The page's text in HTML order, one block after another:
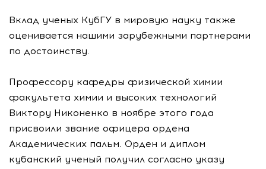
Вклад ученых КубГУ в мировую науку также
оценивается нашими зарубежными партнерами
по достоинству.
Профессору кафедры физической химии
факультета химии и высоких технологий
Виктору Никоненко в ноябре этого года
присвоили звание офицера ордена
Академических пальм. Орден и диплом
кубанский ученый получил согласно указу